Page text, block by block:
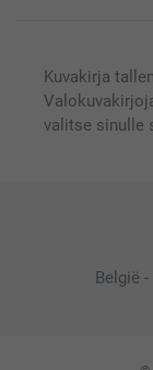
Kuvakirja
valitse sinulle
België -